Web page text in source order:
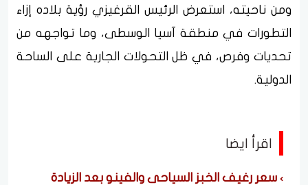
ومن ناحيته، استعرض الرئيس القرغيزي رؤية بلاده إزاء
التطورات في منطقة آسيا الوسطى، وما تواجهه من
تحديات وفرص، في ظل التحولات الجارية على الساحة
الدولية.
اقرأ ايضا
سعر رغيف الخبز السياحى والفينو بعد الزيادة